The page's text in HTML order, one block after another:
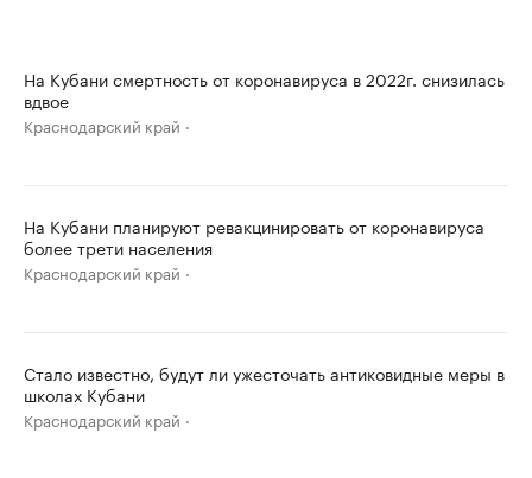
На Кубани смертность от коронавируса в 2022г. снизилась
вдвое
Краснодарский край
На Кубани планируют ревакцинировать от коронавируса
более трети населения
Краснодарский край
Стало известно, будут ли ужесточать антиковидные меры в
школах Кубани
Краснодарский край